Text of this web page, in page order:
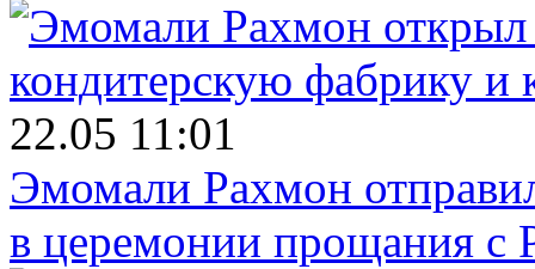
22.05 11:01
Эмомали Рахмон
в церемонии прощания с